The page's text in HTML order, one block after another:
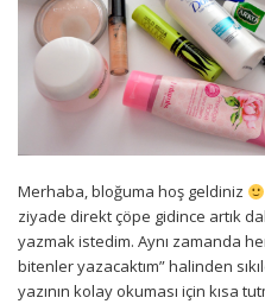
Merhaba, bloğuma hoş geldiniz
ziyade direkt çöpe gidince artık
yazmak istedim. Aynı zamanda
bitenler yazacaktım” halinden
yazının kolay okuması için kısa